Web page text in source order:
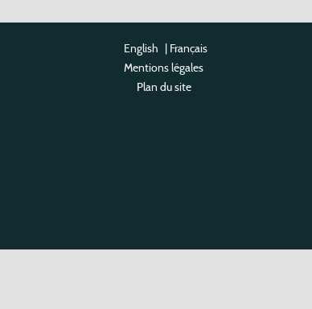
English | Français
Mentions légales
Plan du site